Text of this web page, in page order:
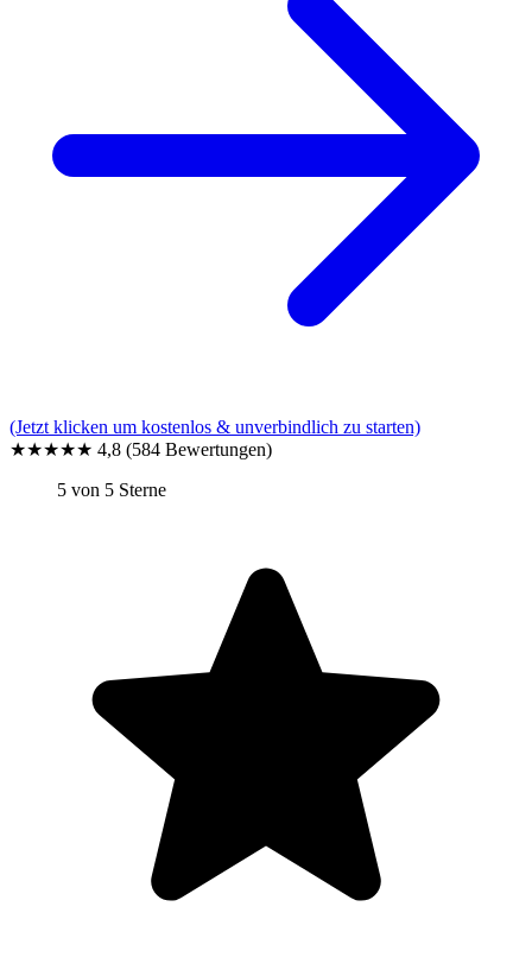
(Jetzt klicken um kostenlos & unverbindlich zu starten)
★★★★★ 4,8 (584 Bewertungen)
5 von 5 Sterne